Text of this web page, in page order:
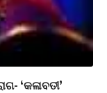
‘କଳାବତୀ’